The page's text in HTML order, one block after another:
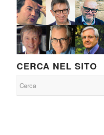
CERCA NEL SITO